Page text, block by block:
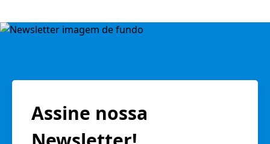
Assine nossa